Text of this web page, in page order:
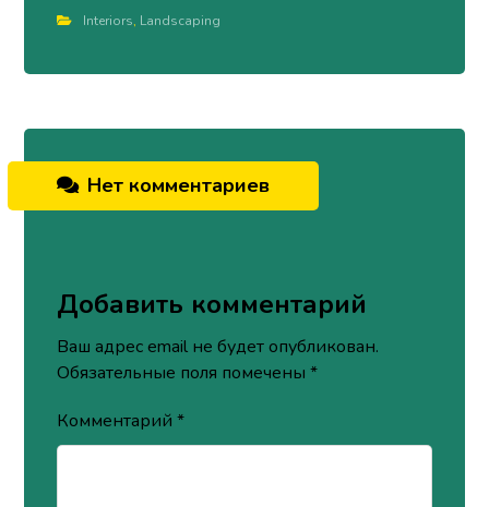
Interiors, Landscaping
Нет комментариев
Добавить комментарий
Ваш адрес email не будет опубликован.
Обязательные поля помечены*
Комментарий*